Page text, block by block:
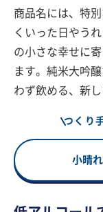
商品名には、特
くいった日やう
の小さな幸せに
ます。純米大吟
わず飲める、新
つくり
小晴